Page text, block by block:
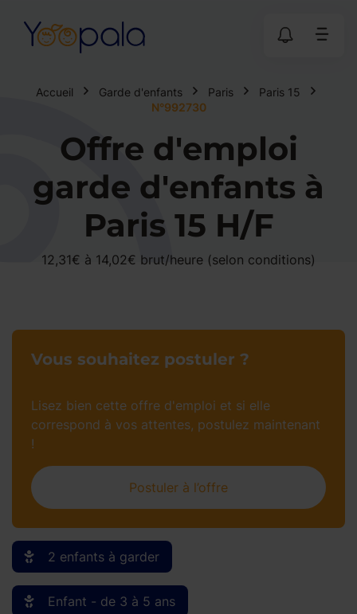
Accueil Garde d'enfants Paris
Paris 15
N°992730
Offre d'emploi
garde d'enfants à
Paris 15 H/F
12,31€ à 14,02€ brut/heure (selon conditions)
2 enfants à garder
Enfant - de 3 à 5 ans
Vous souhaitez postuler ?
Lisez bien cette offre d'emploi et si elle
correspond à vos attentes, postulez maintenant
!
Postuler à l’offre